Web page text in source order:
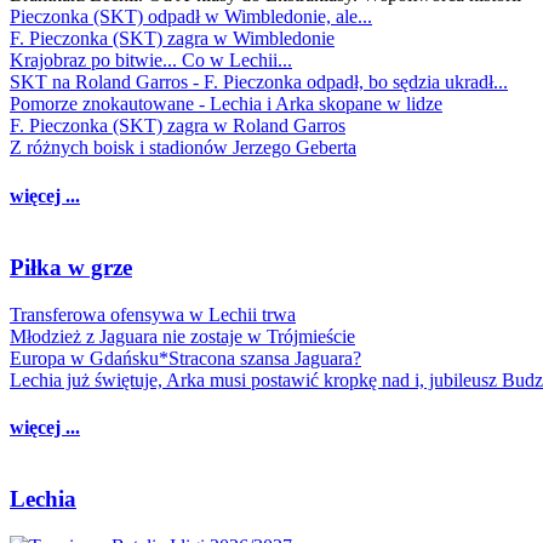
Pieczonka (SKT) odpadł w Wimbledonie, ale...
F. Pieczonka (SKT) zagra w Wimbledonie
Krajobraz po bitwie... Co w Lechii...
SKT na Roland Garros - F. Pieczonka odpadł, bo sędzia ukradł...
Pomorze znokautowane - Lechia i Arka skopane w lidze
F. Pieczonka (SKT) zagra w Roland Garros
Z różnych boisk i stadionów Jerzego Geberta
więcej ...
Piłka w grze
Transferowa ofensywa w Lechii trwa
Młodzież z Jaguara nie zostaje w Trójmieście
Europa w Gdańsku*Stracona szansa Jaguara?
Lechia już świętuje, Arka musi postawić kropkę nad i, jubileusz
więcej ...
Lechia